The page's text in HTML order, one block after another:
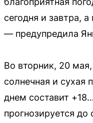
сегодня и завтра, а
— предупредила
Во вторник, 20
солнечная и сухая
днем составит
прогнозируется